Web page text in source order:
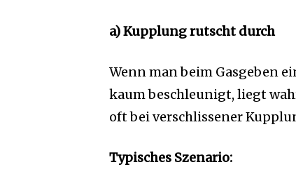
a) Kupplung rutscht durch
Wenn man beim Gasgeben
kaum beschleunigt, liegt
oft bei verschlissener
Typisches Szenario: